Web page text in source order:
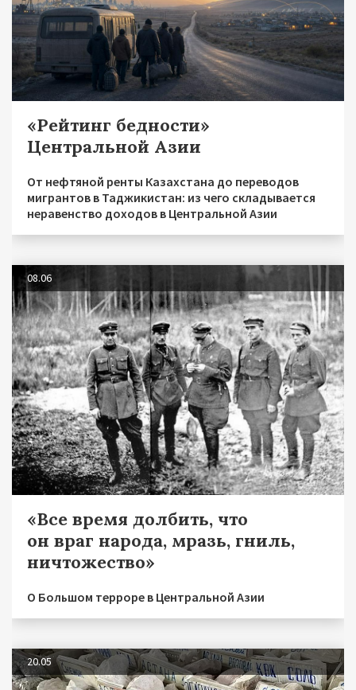
«Рейтинг бедности»
Центральной Азии
От нефтяной ренты Казахстана до переводов
мигрантов в Таджикистан: из чего складывается
неравенство доходов в Центральной Азии
08.06
«Все время долбить, что
он враг народа, мразь, гниль,
ничтожество»
О Большом терроре в Центральной Азии
20.05